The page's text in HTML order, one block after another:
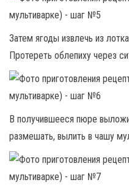
Затем ягоды извлечь из
Протереть облепиху через
В получившееся пюре
размешать, вылить в чашу